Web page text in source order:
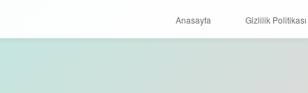
Anasayfa Gizlilik Politikası